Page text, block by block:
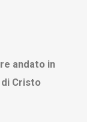
andato in
di Cristo